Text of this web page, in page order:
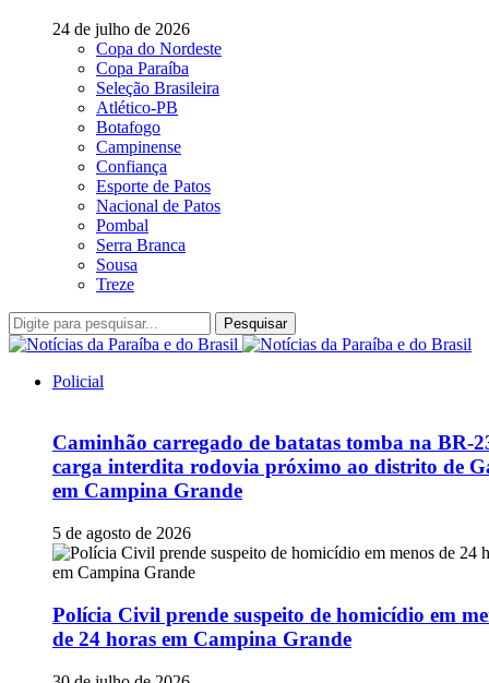
24 de julho de 2026
Copa do Nordeste
Copa Paraíba
Seleção Brasileira
Atlético-PB
Botafogo
Campinense
Confiança
Esporte de Patos
Nacional de Patos
Pombal
Serra Branca
Sousa
Treze
Pesquisar
Policial
Caminhão carregado de batatas tomba na BR-
carga interdita rodovia próximo ao distrito de
em Campina Grande
5 de agosto de 2026
Polícia Civil prende suspeito de homicídio em
de 24 horas em Campina Grande